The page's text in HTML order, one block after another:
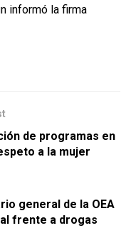
informó la firma
de programas en
a la mujer
general de la OEA
frente a drogas